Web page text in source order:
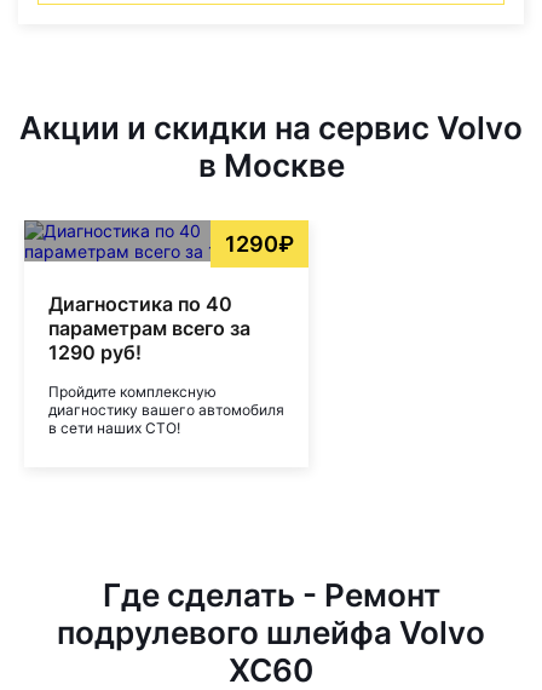
Акции и скидки на сервис Volvo
в Москве
1290₽
Диагностика по 40
параметрам всего за
1290 руб!
Пройдите комплексную
диагностику вашего автомобиля
в сети наших СТО!
Где сделать - Ремонт
подрулевого шлейфа Volvo
XC60